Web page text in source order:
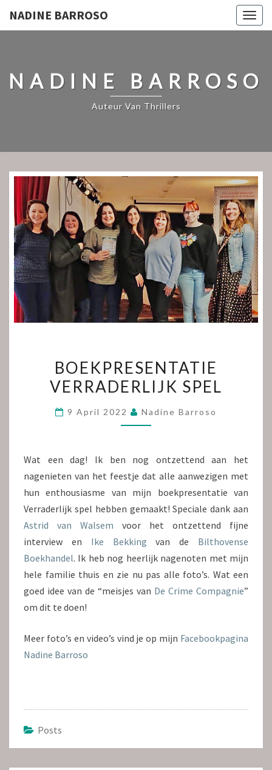
NADINE BARROSO
NADINE BARROSO
Auteur Van Thrillers
VERRADERLIJK
SPEL
BOEKPRESENTATIE
VERRADERLIJK SPEL
9 April 2022 Nadine Barroso
Wat een dag! Ik ben nog ontzettend aan het
nagenieten van het feestje dat alle aanwezigen met
hun enthousiasme van mijn boekpresentatie van
Verraderlijk spel hebben gemaakt! Speciale dank aan
Astrid van Walsem voor het ontzettend fijne
interview en Ike Bekking van de Bilthovense
Boekhandel. Ik heb nog heerlijk nagenoten met mijn
hele familie thuis en zie nu pas alle foto’s. Wat een
goed idee van de “meisjes van De Crime Compagnie”
om dit te doen!
Meer foto’s en video’s vind je op mijn Facebookpagina
Nadine Barroso
Posts